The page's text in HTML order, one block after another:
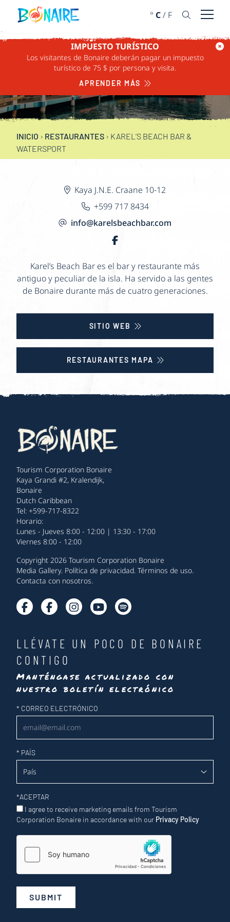
IR AL CONTENIDO
° C/ F Abrir
IMPUESTO TURÍSTICO
Los visitantes de Bonaire deberán pagar un impuesto
turístico de 75 $ por persona y visita.
APRENDER MÁS
KAREL’S BEACH BAR
& WATERSPORT
INICIO › RESTAURANTES › KAREL’S BEACH BAR &
WATERSPORT
Kaya J.N.E. Craane 10-12
+599 717 8434
info@karelsbeachbar.com
Karel’s Beach Bar es el bar y restaurante más
antiguo y peculiar de la isla. Ha servido a las gentes
de Bonaire durante más de cuatro generaciones.
SITIO WEB
RESTAURANTES MAPA
Tourism Corporation Bonaire
Kaya Grandi #2, Kralendijk,
Bonaire
Dutch Caribbean
Tel: +599-717-8322
Horario:
Lunes - Jueves 8:00 - 12:00 | 13:30 - 17:00
Viernes 8:00 - 12:00
Copyright 2026 Tourism Corporation Bonaire
Media Gallery. Política de privacidad. Términos de uso.
Contacta con nosotros.
LLÉVATE UN POCO DE BONAIRE
CONTIGO
Manténgase actualizado con
nuestro boletín electrónico
Newsletter
* CORREO ELECTRÓNICO
* PAÍS
*ACEPTAR
I agree to receive marketing emails from Tourism
Corporation Bonaire in accordance with our Privacy Policy
SUBMIT